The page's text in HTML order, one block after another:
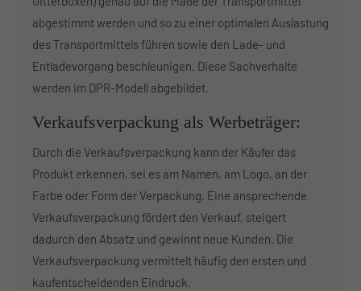
abgestimmt werden und so zu einer optimalen Auslastung
des Transportmittels führen sowie den Lade- und
Entladevorgang beschleunigen. Diese Sachverhalte
werden im DPR-Modell abgebildet.
Verkaufsverpackung als Werbeträger:
Durch die Verkaufsverpackung kann der Käufer das
Produkt erkennen, sei es am Namen, am Logo, an der
Farbe oder Form der Verpackung. Eine ansprechende
Verkaufsverpackung fördert den Verkauf, steigert
dadurch den Absatz und gewinnt neue Kunden. Die
Verkaufsverpackung vermittelt häufig den ersten und
kaufentscheidenden Eindruck.